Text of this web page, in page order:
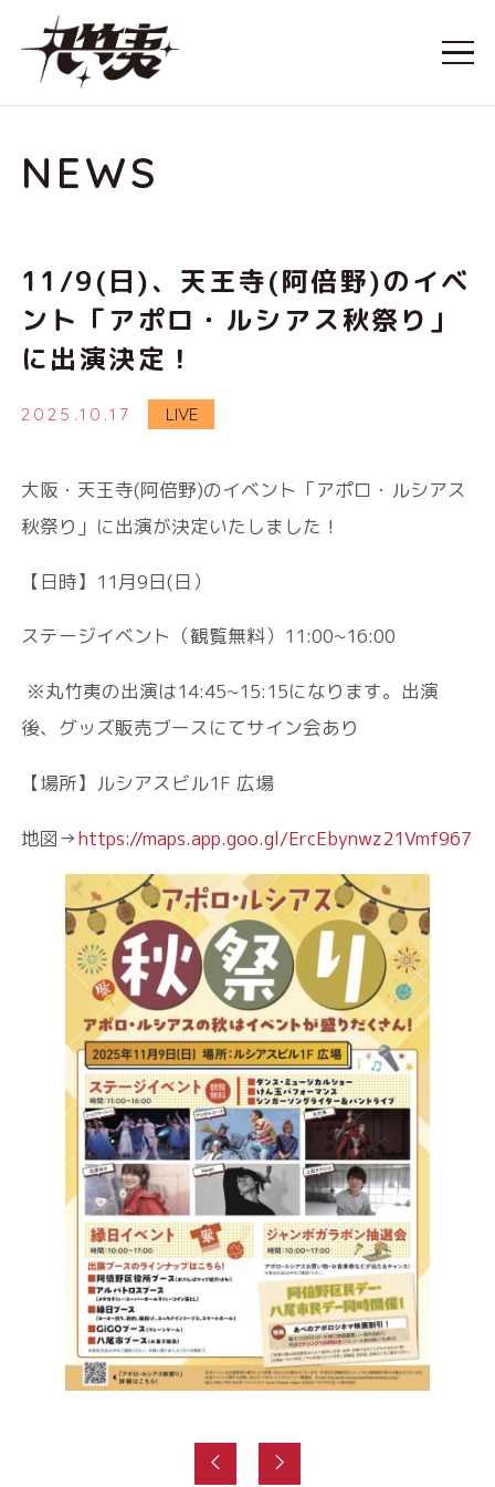
NEWS
11/9(日)、天王寺(阿倍野)のイベ
ント「アポロ・ルシアス秋祭り」
に出演決定！
2025.10.17 LIVE
大阪・天王寺(阿倍野)のイベント「アポロ・ルシアス
秋祭り」に出演が決定いたしました！
【日時】11月9日(日）
ステージイベント（観覧無料）11:00~16:00
※丸竹夷の出演は14:45~15:15になります。出演
後、グッズ販売ブースにてサイン会あり
【場所】ルシアスビル1F 広場
地図→https://maps.app.goo.gl/ErcEbynwz21Vmf967